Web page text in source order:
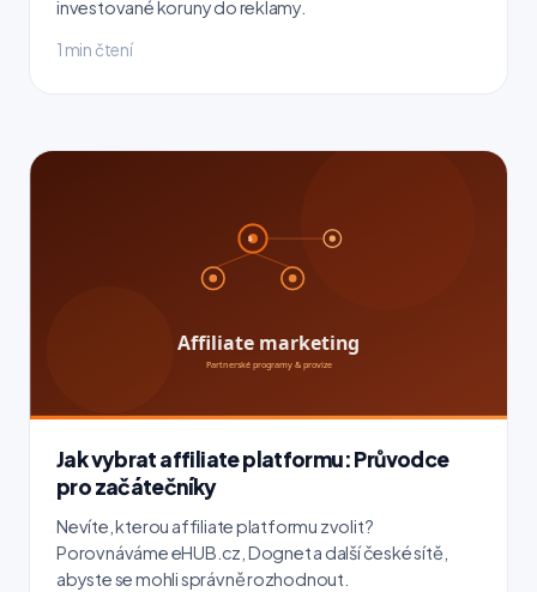
investované koruny do reklamy.
1 min čtení
Jak vybrat affiliate platformu: Průvodce
pro začátečníky
Nevíte, kterou affiliate platformu zvolit?
Porovnáváme eHUB.cz, Dognet a další české sítě,
abyste se mohli správně rozhodnout.